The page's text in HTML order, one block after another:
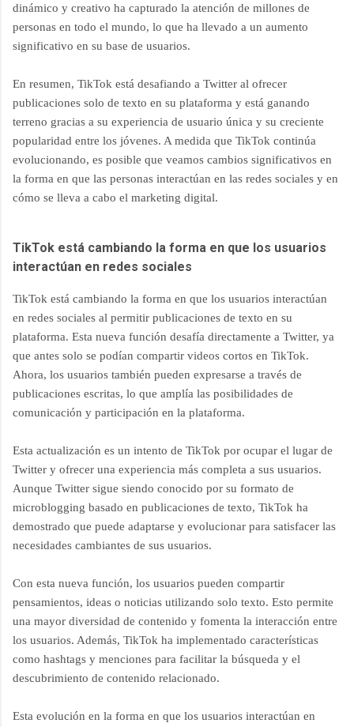
dinámico y creativo ha capturado la atención de millones de
personas en todo el mundo, lo que ha llevado a un aumento
significativo en su base de usuarios.
En resumen, TikTok está desafiando a Twitter al ofrecer
publicaciones solo de texto en su plataforma y está ganando
terreno gracias a su experiencia de usuario única y su creciente
popularidad entre los jóvenes. A medida que TikTok continúa
evolucionando, es posible que veamos cambios significativos en
la forma en que las personas interactúan en las redes sociales y en
cómo se lleva a cabo el marketing digital.
TikTok está cambiando la forma en que los usuarios
interactúan en redes sociales
TikTok está cambiando la forma en que los usuarios interactúan
en redes sociales al permitir publicaciones de texto en su
plataforma. Esta nueva función desafía directamente a Twitter, ya
que antes solo se podían compartir videos cortos en TikTok.
Ahora, los usuarios también pueden expresarse a través de
publicaciones escritas, lo que amplía las posibilidades de
comunicación y participación en la plataforma.
Esta actualización es un intento de TikTok por ocupar el lugar de
Twitter y ofrecer una experiencia más completa a sus usuarios.
Aunque Twitter sigue siendo conocido por su formato de
microblogging basado en publicaciones de texto, TikTok ha
demostrado que puede adaptarse y evolucionar para satisfacer las
necesidades cambiantes de sus usuarios.
Con esta nueva función, los usuarios pueden compartir
pensamientos, ideas o noticias utilizando solo texto. Esto permite
una mayor diversidad de contenido y fomenta la interacción entre
los usuarios. Además, TikTok ha implementado características
como hashtags y menciones para facilitar la búsqueda y el
descubrimiento de contenido relacionado.
Esta evolución en la forma en que los usuarios interactúan en